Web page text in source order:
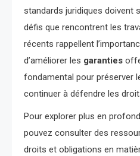
standards juridiques doivent
défis que rencontrent les
récents rappellent
d’améliorer les garanties
fondamental pour préserver
continuer à défendre les
Pour explorer plus en
pouvez consulter des
droits et obligations en